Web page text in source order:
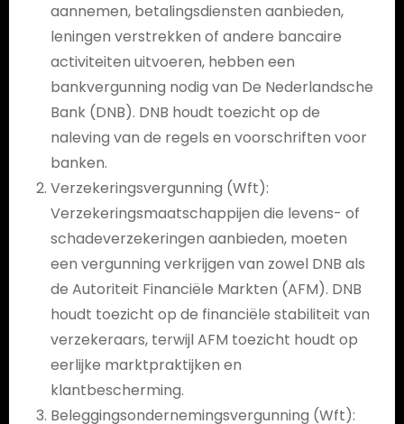
aannemen, betalingsdiensten aanbieden,
leningen verstrekken of andere bancaire
activiteiten uitvoeren, hebben een
bankvergunning nodig van De Nederlandsche
Bank (DNB). DNB houdt toezicht op de
naleving van de regels en voorschriften voor
banken.
Verzekeringsvergunning (Wft):
Verzekeringsmaatschappijen die levens- of
schadeverzekeringen aanbieden, moeten
een vergunning verkrijgen van zowel DNB als
de Autoriteit Financiële Markten (AFM). DNB
houdt toezicht op de financiële stabiliteit van
verzekeraars, terwijl AFM toezicht houdt op
eerlijke marktpraktijken en
klantbescherming.
Beleggingsondernemingsvergunning (Wft):